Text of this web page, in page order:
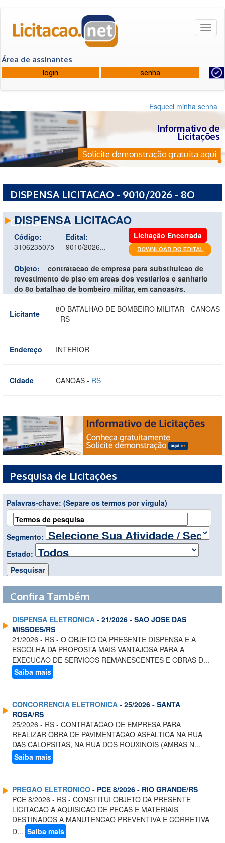
Área de assinantes
Esqueci minha senha
Informativo de
Licitações
Solicite demonstração gratuita aqui
DISPENSA LICITACAO - 9010/2026 - 8O
CANOAS - RS
DISPENSA LICITACAO
Código:
3106235075
Edital:
9010/2026...
Licitação Encerrada
Objeto:
contratacao de empresa para substituicao de
revestimento de piso em areas dos vestiarios e sanitario
do 8o batalhao de bombeiro militar, em canoas/rs.
Licitante
8O BATALHAO DE BOMBEIRO MILITAR - CANOAS
- RS
Endereço INTERIOR
Cidade CANOAS - RS
Pesquisa de Licitações
Palavras-chave: (Separe os termos por virgula)
Segmento:
Estado:
Confira Também
DISPENSA ELETRONICA - 21/2026 - SAO JOSE DAS
MISSOES/RS
21/2026 - RS - O OBJETO DA PRESENTE DISPENSA E A
ESCOLHA DA PROPOSTA MAIS VANTAJOSA PARA A
EXECUCAO DE SERVICOS REMANESCENTES E OBRAS D...
Saiba mais
CONCORRENCIA ELETRONICA - 25/2026 - SANTA
ROSA/RS
25/2026 - RS - CONTRATACAO DE EMPRESA PARA
REALIZAR OBRA DE PAVIMENTACAO ASFALTICA NA RUA
DAS CALOPSITAS, NA RUA DOS ROUXINOIS (AMBAS N...
Saiba mais
PREGAO ELETRONICO - PCE 8/2026 - RIO GRANDE/RS
PCE 8/2026 - RS - CONSTITUI OBJETO DA PRESENTE
LICITACAO A AQUISICAO DE PECAS E MATERIAIS
DESTINADOS A MANUTENCAO PREVENTIVA E CORRETIVA
D... Saiba mais